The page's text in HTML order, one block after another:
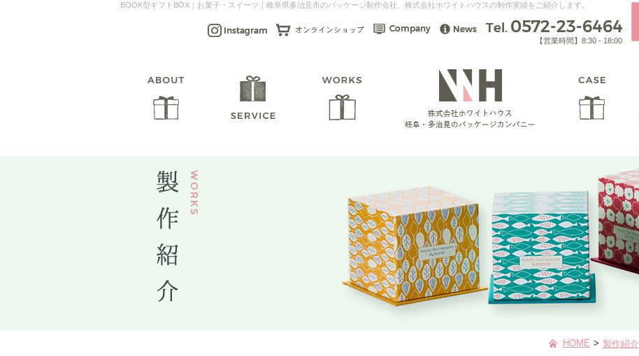
BOOK型ギフトBOX｜お菓子・スイーツ｜岐阜県多治見市のパッケージ制作会社、株式会社ホワイトハウスの制作実績をご紹介します。
【営業時間】8:30 - 18:00
HOME > 製作紹介